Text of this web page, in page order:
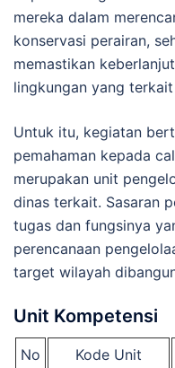
mereka dalam
konservasi perairan,
memastikan
lingkungan yang
Untuk itu, kegiatan
pemahaman kepada
merupakan unit
dinas terkait. Sasaran
tugas dan fungsinya
perencanaan
target wilayah
Unit Kompetensi
No Kode Unit